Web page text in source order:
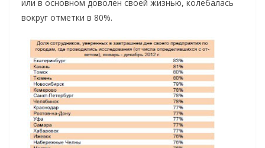
или в основном доволен своей жизнью, колебалась
вокруг отметки в 80%.